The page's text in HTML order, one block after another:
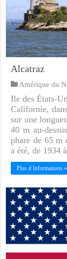
Alcatraz
Amérique du
Ile des États-
Californie,
sur une
40 m au-
phare de 65 m
a été, de 1934
Plus d Informations »